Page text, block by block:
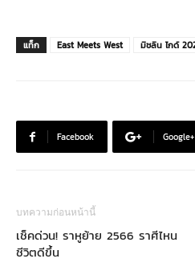
แท็ก East Meets West มิชลิน ไกด์
Facebook Google+
บทความก่อนหน้านี้
เช็คด่วน! ราหูย้าย 2566 ราศีไหน
ชีวิตดีขึ้น